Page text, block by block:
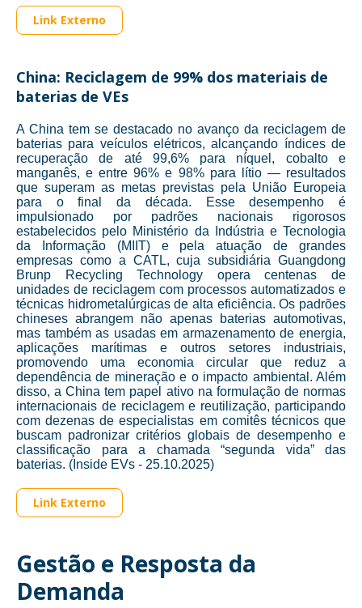
Link Externo
China: Reciclagem de 99% dos materiais de
baterias de VEs
A China tem se destacado no avanço da reciclagem de
baterias para veículos elétricos, alcançando índices de
recuperação de até 99,6% para níquel, cobalto e
manganês, e entre 96% e 98% para lítio — resultados
que superam as metas previstas pela União Europeia
para o final da década. Esse desempenho é
impulsionado por padrões nacionais rigorosos
estabelecidos pelo Ministério da Indústria e Tecnologia
da Informação (MIIT) e pela atuação de grandes
empresas como a CATL, cuja subsidiária Guangdong
Brunp Recycling Technology opera centenas de
unidades de reciclagem com processos automatizados e
técnicas hidrometalúrgicas de alta eficiência. Os padrões
chineses abrangem não apenas baterias automotivas,
mas também as usadas em armazenamento de energia,
aplicações marítimas e outros setores industriais,
promovendo uma economia circular que reduz a
dependência de mineração e o impacto ambiental. Além
disso, a China tem papel ativo na formulação de normas
internacionais de reciclagem e reutilização, participando
com dezenas de especialistas em comitês técnicos que
buscam padronizar critérios globais de desempenho e
classificação para a chamada “segunda vida” das
baterias. (Inside EVs - 25.10.2025)
Link Externo
Gestão e Resposta da
Demanda